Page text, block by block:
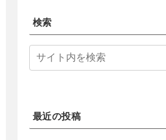
検索
最近の投稿